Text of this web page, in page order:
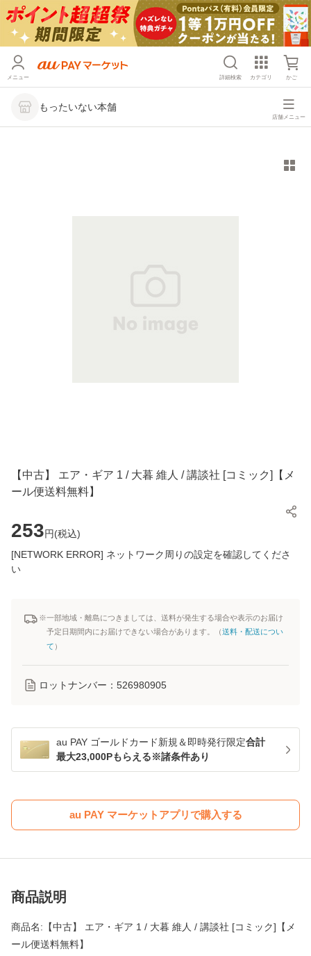
メニュー 詳細検索 カテゴリ かご
もったいない本舗
店舗メニュー
【中古】 エア・ギア 1 / 大暮 維人 / 講談社 [コミック]【メ
ール便送料無料】
253円(税込)
[NETWORK ERROR] ネットワーク周りの設定を確認してくださ
い
※一部地域・離島につきましては、送料が発生する場合や表示のお届け
予定日期間内にお届けできない場合があります。（送料・配送につい
て ）
ロットナンバー： 526980905
au PAY ゴールドカード新規＆即時発行限定合計
最大23,000Pもらえる※諸条件あり
au PAY マーケットアプリで購入する
商品説明
商品名:【中古】 エア・ギア 1 / 大暮 維人 / 講談社 [コミック]【メ
ール便送料無料】